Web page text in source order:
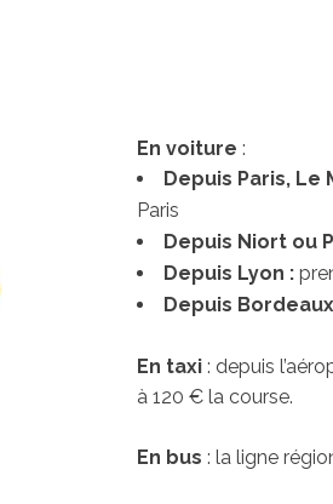
En voiture :
Depuis Paris, Le
Paris
Depuis Niort ou
Depuis Lyon :
Depuis
En taxi : depuis
à 120 € la course.
En bus : la ligne